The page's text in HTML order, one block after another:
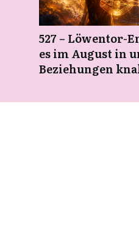
527 – Löwentor-
es im August in
Beziehungen